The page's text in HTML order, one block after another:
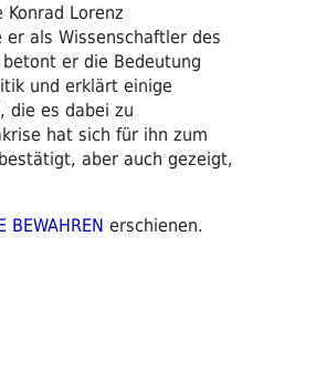
Lorenz
als Wissenschaftler des
er die Bedeutung
und erklärt einige
die es dabei zu
hat sich für ihn zum
aber auch gezeigt,
BEWAHREN erschienen.